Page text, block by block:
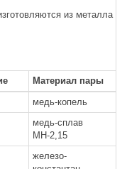
из металла и
Материал пары
медь-копель
медь-сплав
МН-2,15
железо-